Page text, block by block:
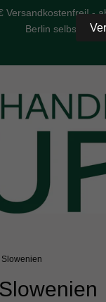
Versandkostenfrei! -
Berlin selbst